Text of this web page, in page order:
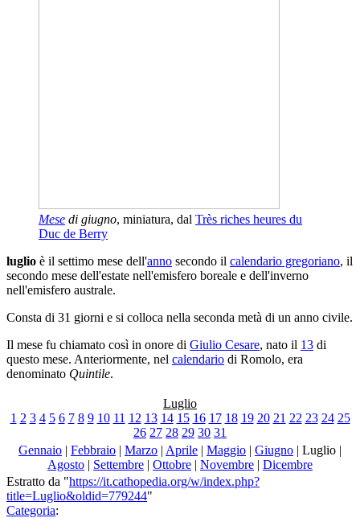
Mese di giugno, miniatura, dal Très riches heures du
Duc de Berry
luglio è il settimo mese dell'anno secondo il calendario gregoriano, il
secondo mese dell'estate nell'emisfero boreale e dell'inverno
nell'emisfero australe.
Consta di 31 giorni e si colloca nella seconda metà di un anno civile.
Il mese fu chiamato così in onore di Giulio Cesare, nato il 13 di
questo mese. Anteriormente, nel calendario di Romolo, era
denominato Quintile.
Luglio
1 2 3 4 5 6 7 8 9 10 11 12 13 14 15 16 17 18 19 20 21 22 23 24 25
26 27 28 29 30 31
Gennaio | Febbraio | Marzo | Aprile | Maggio | Giugno | Luglio |
Agosto | Settembre | Ottobre | Novembre | Dicembre
Estratto da "https://it.cathopedia.org/w/index.php?
title=Luglio&oldid=779244"
Categoria: